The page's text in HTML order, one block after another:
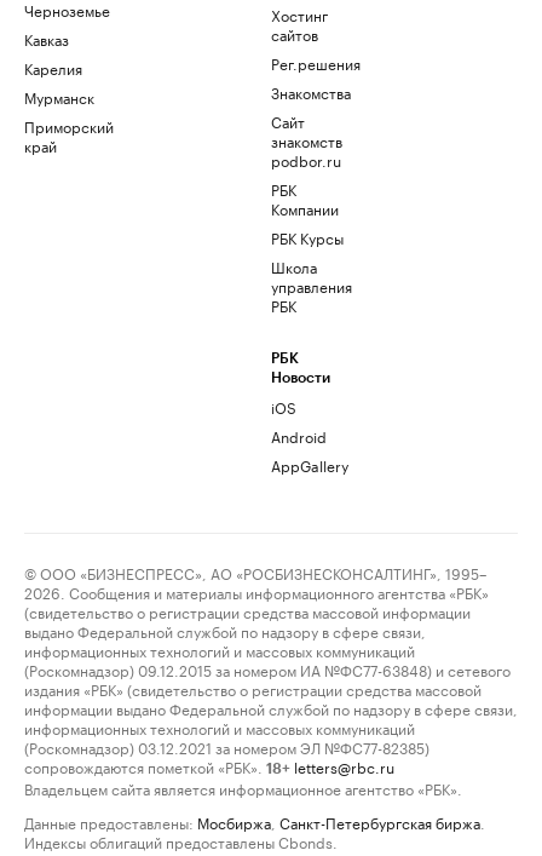
Черноземье
Кавказ
Карелия
Мурманск
Приморский
край
Хостинг
сайтов
Рег.решения
Знакомства
Сайт
знакомств
podbor.ru
РБК
Компании
РБК Курсы
Школа
управления
РБК
РБК
Новости
iOS
Android
AppGallery
© ООО «БИЗНЕСПРЕСС», АО «РОСБИЗНЕСКОНСАЛТИНГ», 1995–
2026. Сообщения и материалы информационного агентства «РБК»
(свидетельство о регистрации средства массовой информации
выдано Федеральной службой по надзору в сфере связи,
информационных технологий и массовых коммуникаций
(Роскомнадзор) 09.12.2015 за номером ИА №ФС77-63848) и сетевого
издания «РБК» (свидетельство о регистрации средства массовой
информации выдано Федеральной службой по надзору в сфере связи,
информационных технологий и массовых коммуникаций
(Роскомнадзор) 03.12.2021 за номером ЭЛ №ФС77-82385)
сопровождаются пометкой «РБК».
18+ letters@rbc.ru
Владельцем сайта является информационное агентство «РБК».
Данные предоставлены: Мосбиржа Санкт-Петербургская биржа
Индексы облигаций предоставлены Cbonds.